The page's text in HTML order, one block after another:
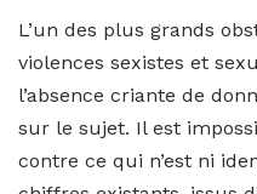
L’un des plus grands
violences sexistes et
l’absence criante de
sur le sujet. Il est
contre ce qui n’est ni